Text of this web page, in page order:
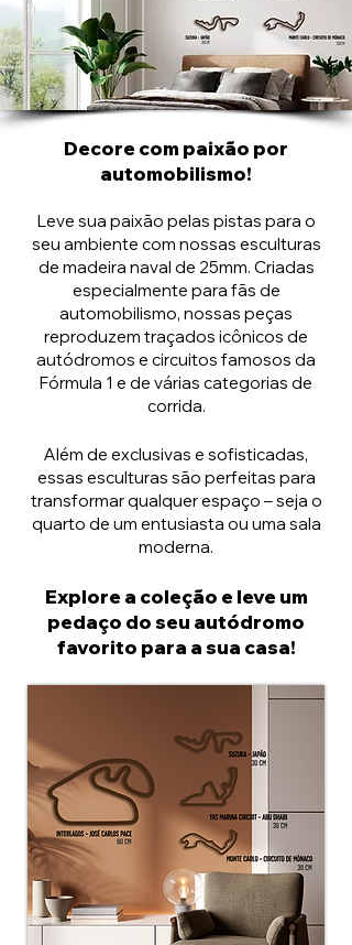
Decore com paixão por
automobilismo!
Leve sua paixão pelas pistas para o
seu ambiente com nossas esculturas
de madeira naval de 25mm. Criadas
especialmente para fãs de
automobilismo, nossas peças
reproduzem traçados icônicos de
autódromos e circuitos famosos da
Fórmula 1 e de várias categorias de
corrida.
Além de exclusivas e sofisticadas,
essas esculturas são perfeitas para
transformar qualquer espaço – seja o
quarto de um entusiasta ou uma sala
moderna.
Explore a coleção e leve um
pedaço do seu autódromo
favorito para a sua casa!